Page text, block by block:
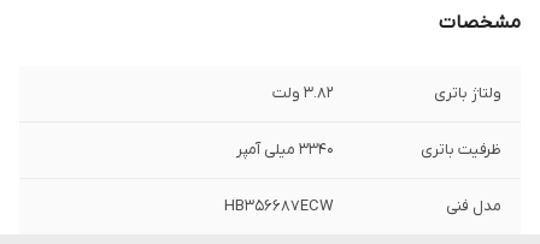
مشخصات
ولتاژ باتری 3.82 ولت
ظرفیت باتری 3340 میلی آمپر
مدل فنی HB356687ECW